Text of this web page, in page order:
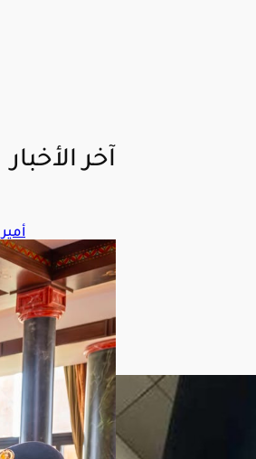
آخر الأخبار
أمير
تبو
ك
يت
سل
م
التق
رير
الس
نوي
لس
جو
ن